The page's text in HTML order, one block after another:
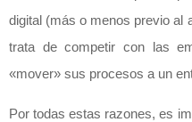
digital (más o menos previo al
trata de competir con las
«mover» sus procesos a un
Por todas estas razones, es